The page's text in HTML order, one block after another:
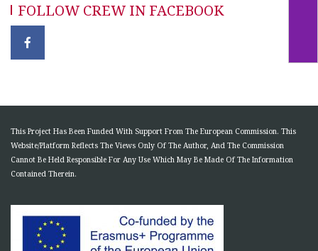
FOLLOW CREW IN FACEBOOK
This Project Has Been Funded With Support From The European Commission. This
Website/Platform Reflects The Views Only Of The Author, And The Commission
Cannot Be Held Responsible For Any Use Which May Be Made Of The Information
Contained Therein.